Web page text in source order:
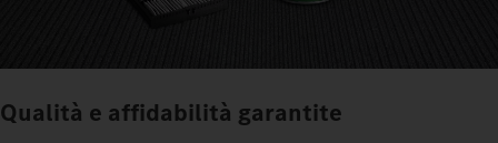
Qualità e affidabilità garantite